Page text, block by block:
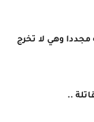
وهي لا تخرج
..